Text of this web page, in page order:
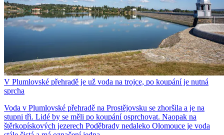
V Plumlovské přehradě je už voda na trojce, po koupání je nutná
sprcha
Voda v Plumlovské přehradě na Prostějovsku se zhoršila a je na
stupni tři. Lidé by se měli po koupání osprchovat. Naopak na
štěrkopískových jezerech Poděbrady nedaleko Olomouce je voda